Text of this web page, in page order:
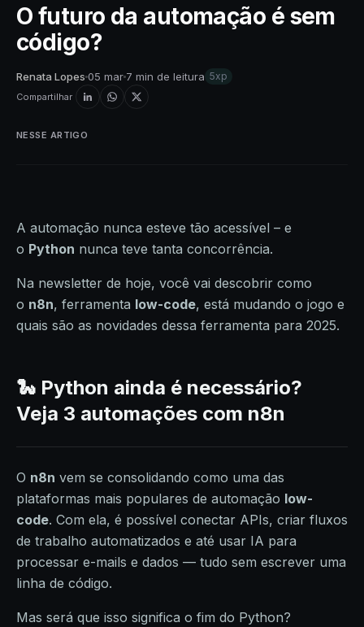
O futuro da automação é sem
código?
Renata Lopes 05 mar 7 min de leitura 5xp
Compartilhar
A automação nunca esteve tão acessível – e
o Python nunca teve tanta concorrência.
Na newsletter de hoje, você vai descobrir como
o n8n, ferramenta low-code, está mudando o jogo e
quais são as novidades dessa ferramenta para 2025.
🐍 Python ainda é necessário?
Veja 3 automações com n8n
O n8n vem se consolidando como uma das
plataformas mais populares de automação low-
code. Com ela, é possível conectar APIs, criar fluxos
de trabalho automatizados e até usar IA para
processar e-mails e dados — tudo sem escrever uma
linha de código.
Mas será que isso significa o fim do Python?
NESSE ARTIGO